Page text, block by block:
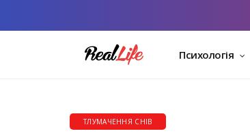
Психологія
ТЛУМАЧЕННЯ СНІВ